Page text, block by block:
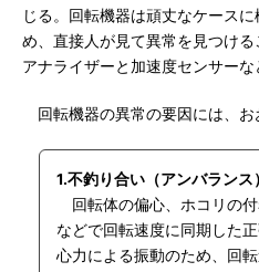
じる。回転機器は頑丈なケース
め、直接人が見て異常を見つけ
アナライザーと加速度センサーな
回転機器の異常の要因には、お
1.不釣り合い（アンバランス）
回転体の偏心、ホコリの
などで回転速度に同期した
心力による振動のため、回